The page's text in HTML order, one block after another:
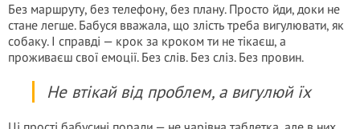
Без маршруту, без телефону, без плану. Просто йди, доки не
стане легше. Бабуся вважала, що злість треба вигулювати, як
собаку. І справді — крок за кроком ти не тікаєш, а
проживаєш свої емоції. Без слів. Без сліз. Без провин.
Не втікай від проблем, а вигулюй їх